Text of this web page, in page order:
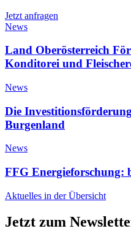
Jetzt anfragen
News
Land Oberösterreich
Konditorei und
News
Die
Burgenland
News
FFG Energieforschung:
Aktuelles in der Übersicht
Jetzt zum